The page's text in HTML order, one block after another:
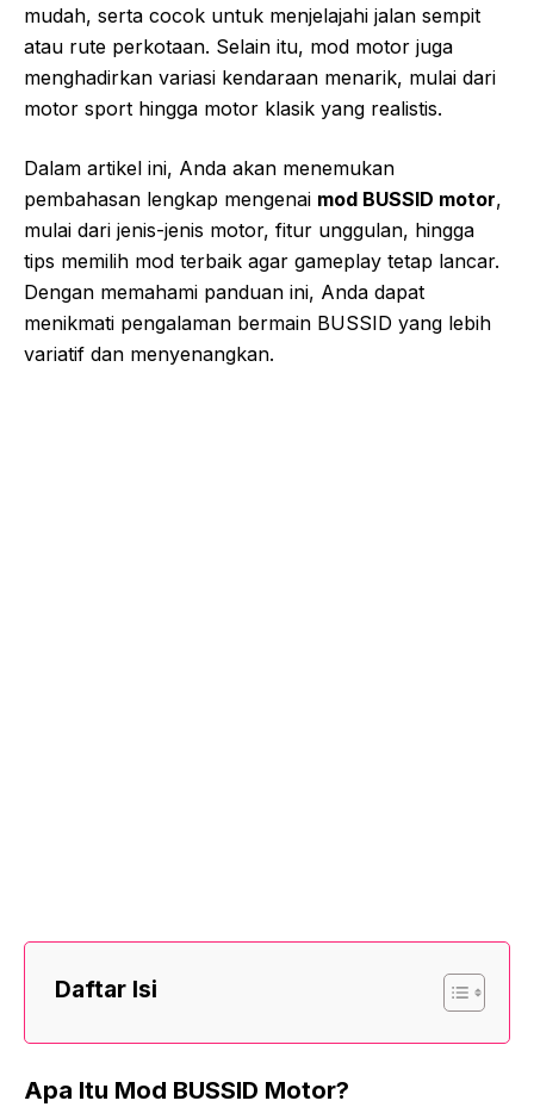
mudah, serta cocok untuk menjelajahi jalan sempit
atau rute perkotaan. Selain itu, mod motor juga
menghadirkan variasi kendaraan menarik, mulai dari
motor sport hingga motor klasik yang realistis.
Dalam artikel ini, Anda akan menemukan
pembahasan lengkap mengenai mod BUSSID motor,
mulai dari jenis-jenis motor, fitur unggulan, hingga
tips memilih mod terbaik agar gameplay tetap lancar.
Dengan memahami panduan ini, Anda dapat
menikmati pengalaman bermain BUSSID yang lebih
variatif dan menyenangkan.
Daftar Isi
Apa Itu Mod BUSSID Motor?